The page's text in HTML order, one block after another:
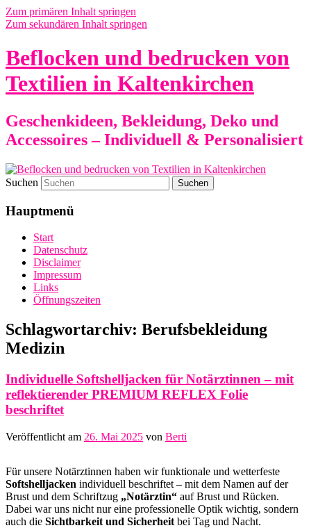
Zum primären Inhalt springen
Zum sekundären Inhalt springen
Beflocken und bedrucken von
Textilien in Kaltenkirchen
Geschenkideen, Bekleidung, Deko und
Accessoires – Individuell & Personalisiert
Suchen
Hauptmenü
Start
Datenschutz
Disclaimer
Impressum
Links
Öffnungszeiten
Schlagwortarchiv: Berufsbekleidung
Medizin
Individuelle Softshelljacken für Notärztinnen – mit
reflektierender PREMIUM REFLEX Folie
beschriftet
Veröffentlicht am 26. Mai 2025 von Berti
Für unsere Notärztinnen haben wir funktionale und wetterfeste
Softshelljacken individuell beschriftet – mit dem Namen auf der
Brust und dem Schriftzug „Notärztin“ auf Brust und Rücken.
Dabei war uns nicht nur eine professionelle Optik wichtig, sondern
auch die Sichtbarkeit und Sicherheit bei Tag und Nacht.